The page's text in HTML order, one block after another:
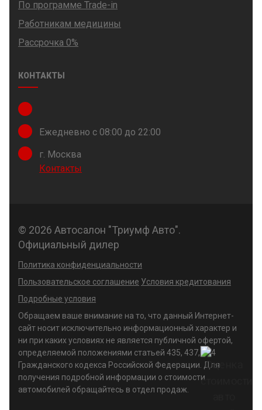
По программе Trade-in
Работникам медицины
Рассрочка 0%
КОНТАКТЫ
Ежедневно с 08:00 до 22:00
г. Москва
Контакты
© 2026 Автосалон "Триумф Авто".
Официальный дилер
Политика конфиденциальности
Пользовательское соглашение Условия кредитования
Подробные условия
Обращаем ваше внимание на то, что данный Интернет-
сайт носит исключительно информационный характер и
ни при каких условиях не является публичной офертой,
определяемой положениями статьей 435, 437, 494
Гражданского кодекса Российской Федерации. Для
получения подробной информации о стоимости
автомобилей обращайтесь в отдел продаж.